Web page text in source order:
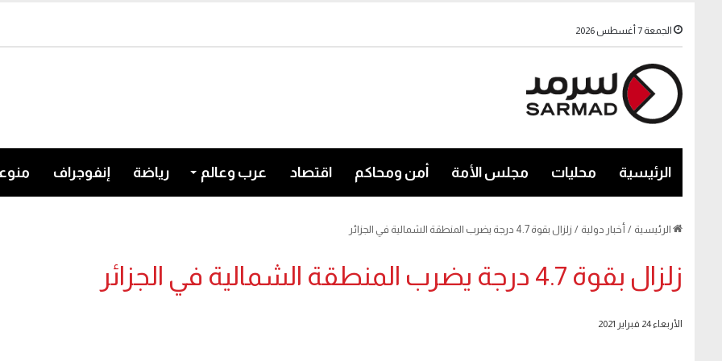
الجمعة 7 أغسطس 2026
الرئيسية محليات مجلس الأمة أمن ومحاكم اقتصاد عرب وعالم رياضة إنفوجراف
الرئيسية / أخبار دولية / زلزال بقوة 4.7 درجة يضرب المنطقة الشمالية في الجزائر
زلزال بقوة 4.7 درجة يضرب المنطقة الشمالية في الجزائر
الأربعاء 24 فبراير 2021